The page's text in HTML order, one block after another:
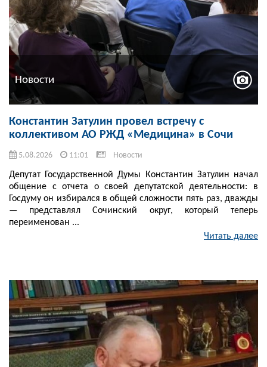
Новости
Константин Затулин провел встречу с
коллективом АО РЖД «Медицина» в Сочи
5.08.2026 11:01 Новости
Депутат Государственной Думы Константин Затулин начал
общение с отчета о своей депутатской деятельности: в
Госдуму он избирался в общей сложности пять раз, дважды
— представлял Сочинский округ, который теперь
переименован ...
Читать далее